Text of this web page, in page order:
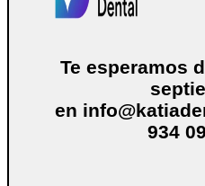
Te esperamos
en
934